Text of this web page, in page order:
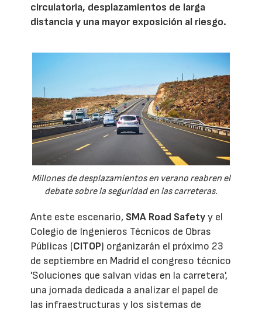
circulatoria, desplazamientos de larga
distancia y una mayor exposición al riesgo.
Millones de desplazamientos en verano reabren el
debate sobre la seguridad en las carreteras.
Ante este escenario, SMA Road Safetyy el
Colegio de Ingenieros Técnicos de Obras
Públicas (CITOP) organizarán el próximo 23
de septiembre en Madrid el congreso técnico
'Soluciones que salvan vidas en la carretera',
una jornada dedicada a analizar el papel de
las infraestructuras y los sistemas de